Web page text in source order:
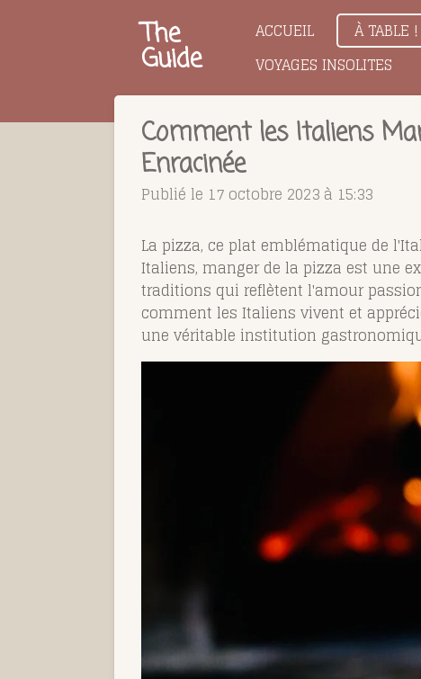
The
Guide
ACCUEIL À TABLE !
VOYAGES INSOLITES
Comment les Italiens
Enracinée
Publié le 17 octobre 2023 à 15:33
La pizza, ce plat emblématique de
Italiens, manger de la pizza est une
traditions qui reflètent l'amour
comment les Italiens vivent et
une véritable institution